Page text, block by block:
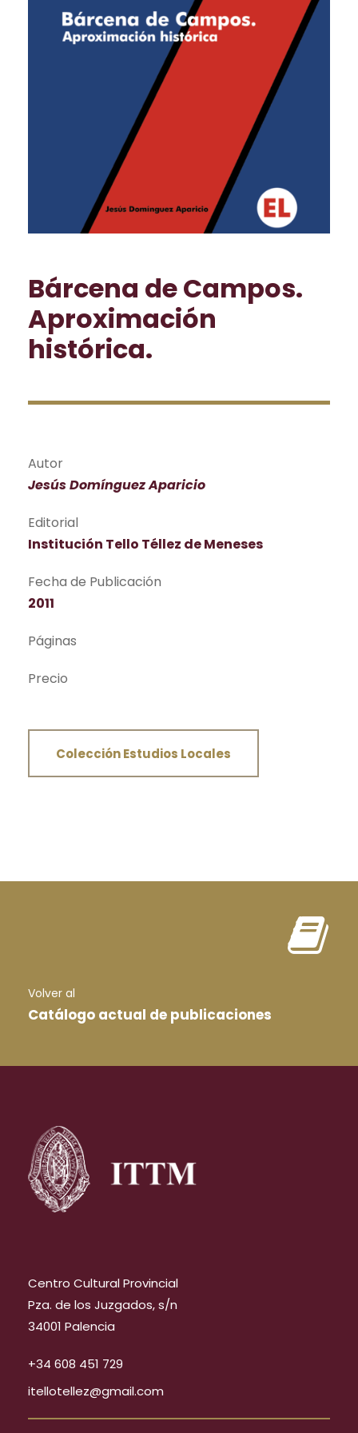
Bárcena de Campos.
Aproximación
histórica.
Autor
Jesús Domínguez Aparicio
Editorial
Institución Tello Téllez de Meneses
Fecha de Publicación
2011
Páginas
Precio
Colección Estudios Locales
Volver al
Catálogo actual de publicaciones
Centro Cultural Provincial
Pza. de los Juzgados, s/n
34001 Palencia
+34 608 451 729
itellotellez@gmail.com